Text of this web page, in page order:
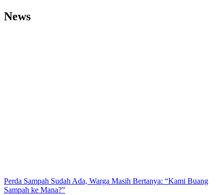
News
Perda Sampah Sudah Ada, Warga Masih Bertanya: “Kami Buang
Sampah ke Mana?”